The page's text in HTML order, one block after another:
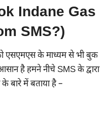
Indane Gas
SMS?)
एसएमएस के माध्यम से भी बुक
है हमने नीचे SMS के द्वारा
बारे में बताया है –